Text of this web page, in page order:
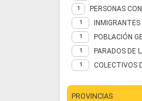
1
1 INMIGRANTES
1 POBLACIÓN
1 PARADOS DE
1 COLECTIVOS
PROVINCIAS